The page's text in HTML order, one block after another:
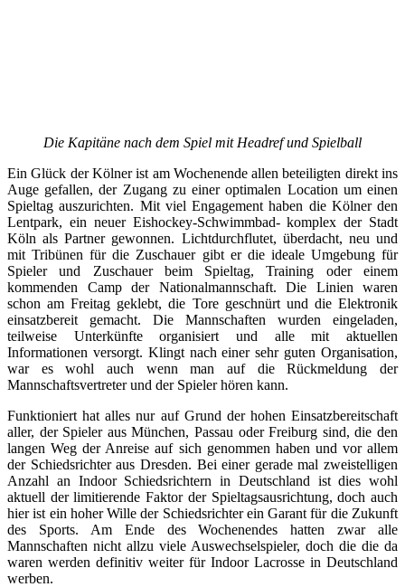
Die Kapitäne nach dem Spiel mit Headref und Spielball
Ein Glück der Kölner ist am Wochenende allen beteiligten direkt ins
Auge gefallen, der Zugang zu einer optimalen Location um einen
Spieltag auszurichten. Mit viel Engagement haben die Kölner den
Lentpark, ein neuer Eishockey-Schwimmbad- komplex der Stadt
Köln als Partner gewonnen. Lichtdurchflutet, überdacht, neu und
mit Tribünen für die Zuschauer gibt er die ideale Umgebung für
Spieler und Zuschauer beim Spieltag, Training oder einem
kommenden Camp der Nationalmannschaft. Die Linien waren
schon am Freitag geklebt, die Tore geschnürt und die Elektronik
einsatzbereit gemacht. Die Mannschaften wurden eingeladen,
teilweise Unterkünfte organisiert und alle mit aktuellen
Informationen versorgt. Klingt nach einer sehr guten Organisation,
war es wohl auch wenn man auf die Rückmeldung der
Mannschaftsvertreter und der Spieler hören kann.
Funktioniert hat alles nur auf Grund der hohen Einsatzbereitschaft
aller, der Spieler aus München, Passau oder Freiburg sind, die den
langen Weg der Anreise auf sich genommen haben und vor allem
der Schiedsrichter aus Dresden. Bei einer gerade mal zweistelligen
Anzahl an Indoor Schiedsrichtern in Deutschland ist dies wohl
aktuell der limitierende Faktor der Spieltagsausrichtung, doch auch
hier ist ein hoher Wille der Schiedsrichter ein Garant für die Zukunft
des Sports. Am Ende des Wochenendes hatten zwar alle
Mannschaften nicht allzu viele Auswechselspieler, doch die die da
waren werden definitiv weiter für Indoor Lacrosse in Deutschland
werben.